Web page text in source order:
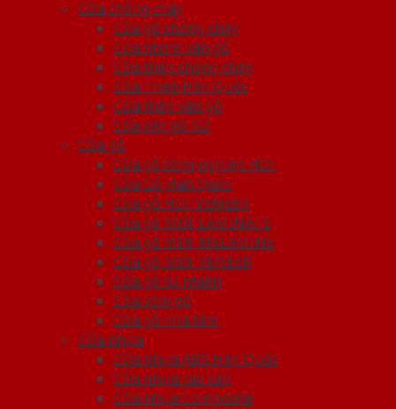
Cửa chống cháy
Cửa gỗ chống cháy
Cửa nhôm vân gỗ
Cửa thép chống cháy
Cửa Thép Hàn Quốc
Cửa thép vân gỗ
Cửa vân gỗ 5D
Cửa gỗ
Cửa gỗ công nghiệp HDF
Cửa Gỗ Hàn Quốc
Cửa gỗ HDF VENEER
Cửa gỗ MDF LAMINATE
Cửa gỗ MDF MELAMINE
Cửa gỗ MDF VENEER
Cửa gỗ tự nhiên
Cửa vòm gỗ
Cửa gỗ nhà tắm
Cửa nhựa
Cửa nhựa ABS Hàn Quốc
Cửa nhựa cao cấp
Cửa nhựa Composite